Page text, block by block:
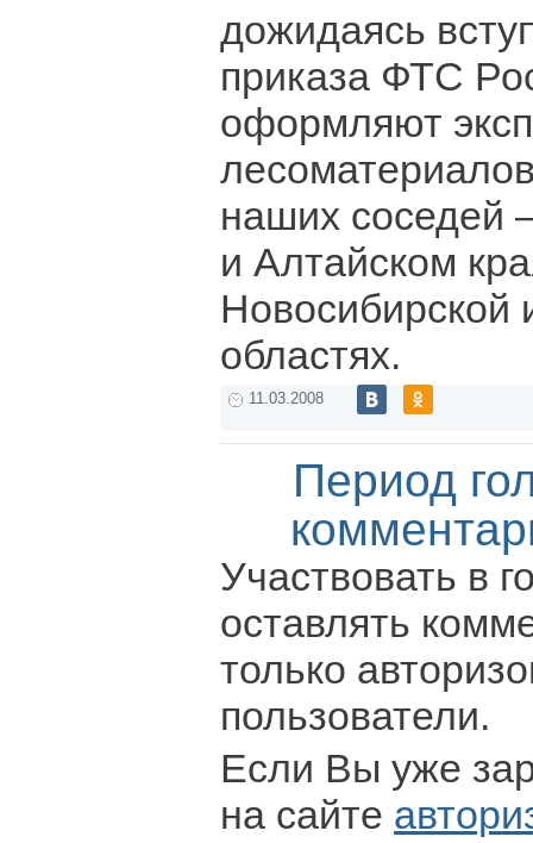
дожидаясь
приказа ФТС
оформляют
наших соседей
и Алтайском
Новосибирской
областях.
11.03.2008
Период
Участвовать в
оставлять
только
пользователи.
Если Вы уже
на сайте